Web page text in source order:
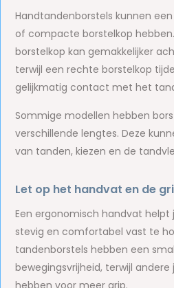
Handtandenborstels kunnen
of compacte borstelkop
borstelkop kan gemakkelijker
terwijl een rechte borstelkop
gelijkmatig contact met het
Sommige modellen hebben
verschillende lengtes. Deze
van tanden, kiezen en de
Let op het handvat en de
Een ergonomisch handvat
stevig en comfortabel vast te
tandenborstels hebben een
bewegingsvrijheid, terwijl
hebben voor meer grip.